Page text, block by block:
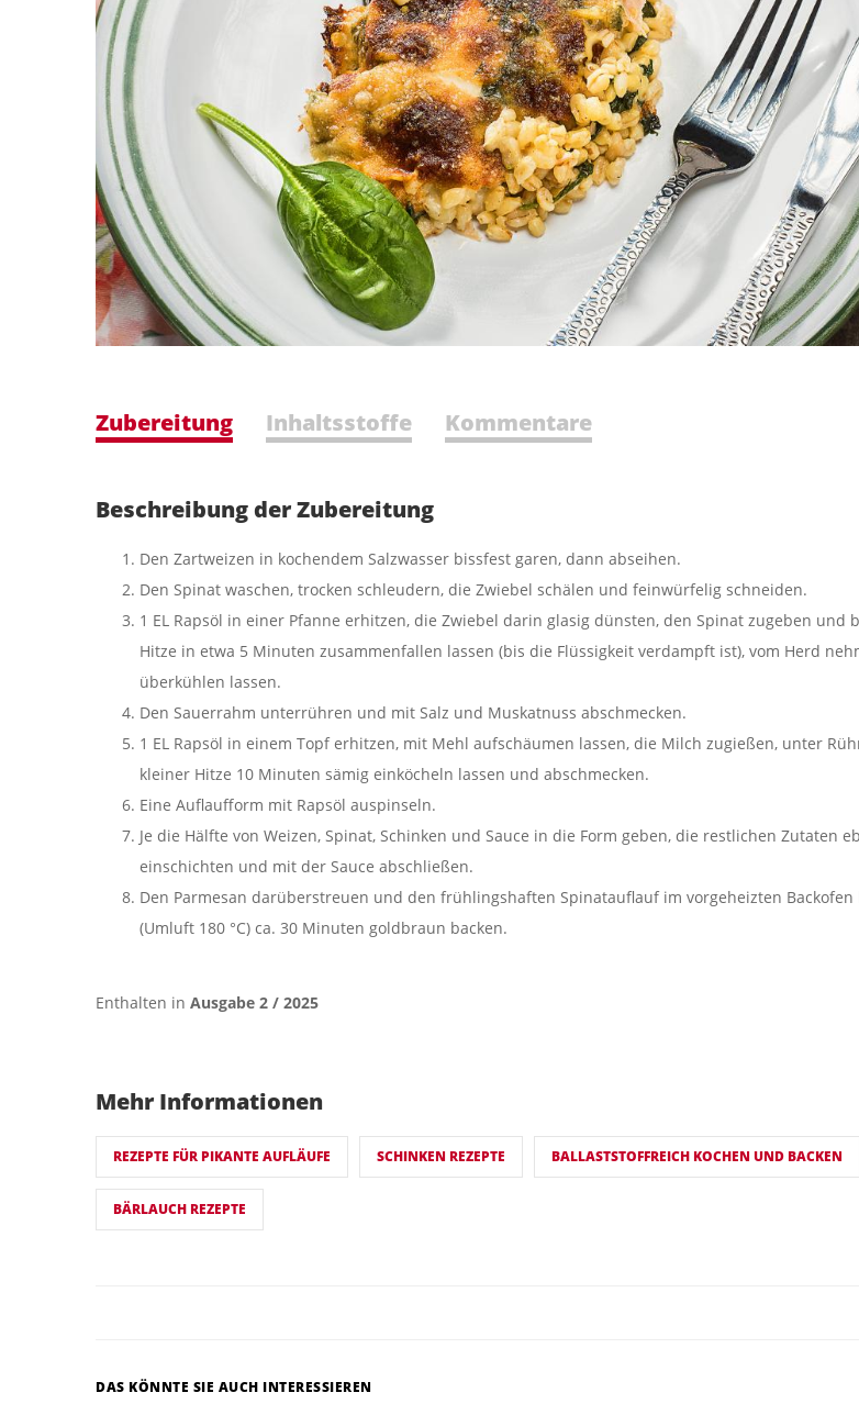
Zubereitung Inhaltsstoffe Kommentare
Beschreibung der Zubereitung
Den Zartweizen in kochendem Salzwasser bissfest garen, dann abseihen.
Den Spinat waschen, trocken schleudern, die Zwiebel schälen und feinwürfelig schneiden.
1 EL Rapsöl in einer Pfanne erhitzen, die Zwiebel darin glasig dünsten, den Spinat zugeben und
Hitze in etwa 5 Minuten zusammenfallen lassen (bis die Flüssigkeit verdampft ist), vom Herd
überkühlen lassen.
Den Sauerrahm unterrühren und mit Salz und Muskatnuss abschmecken.
1 EL Rapsöl in einem Topf erhitzen, mit Mehl aufschäumen lassen, die Milch zugießen, unter
kleiner Hitze 10 Minuten sämig einköcheln lassen und abschmecken.
Eine Auflaufform mit Rapsöl auspinseln.
Je die Hälfte von Weizen, Spinat, Schinken und Sauce in die Form geben, die restlichen Zutaten
einschichten und mit der Sauce abschließen.
Den Parmesan darüberstreuen und den frühlingshaften Spinatauflauf im vorgeheizten Backofen
(Umluft 180 °C) ca. 30 Minuten goldbraun backen.
Enthalten in Ausgabe 2 / 2025
Mehr Informationen
REZEPTE FÜR PIKANTE AUFLÄUFE SCHINKEN REZEPTE BALLASTSTOFFREICH KOCHEN UND BACKEN
BÄRLAUCH REZEPTE
DAS KÖNNTE SIE AUCH INTERESSIEREN